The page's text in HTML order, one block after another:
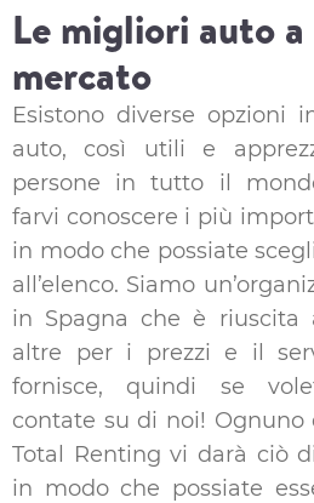
Le migliori auto
mercato
Esistono diverse opzioni
auto, così utili e
persone in tutto il
farvi conoscere i più
in modo che possiate
all’elenco. Siamo
in Spagna che è riuscita
altre per i prezzi e il
fornisce, quindi se
contate su di noi! Ognuno
Total Renting vi darà ciò
in modo che possiate